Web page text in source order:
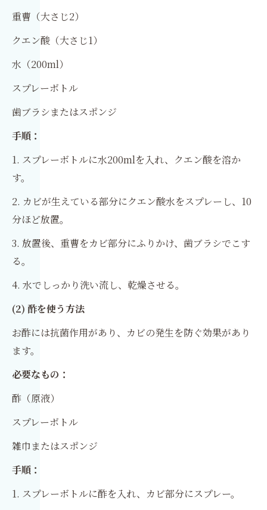
重曹（大さじ2）
クエン酸（大さじ1）
水（200ml）
スプレーボトル
歯ブラシまたはスポンジ
手順：
1. スプレーボトルに水200mlを入れ、クエン酸を溶か
す。
2. カビが生えている部分にクエン酸水をスプレーし、10
分ほど放置。
3. 放置後、重曹をカビ部分にふりかけ、歯ブラシでこす
る。
4. 水でしっかり洗い流し、乾燥させる。
(2) 酢を使う方法
お酢には抗菌作用があり、カビの発生を防ぐ効果があり
ます。
必要なもの：
酢（原液）
スプレーボトル
雑巾またはスポンジ
手順：
1. スプレーボトルに酢を入れ、カビ部分にスプレー。